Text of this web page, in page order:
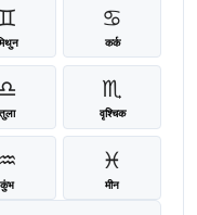
♊ ♋
कर्क
तुला
♏
वृश्चिक
♒
कुंभ
♓
मीन